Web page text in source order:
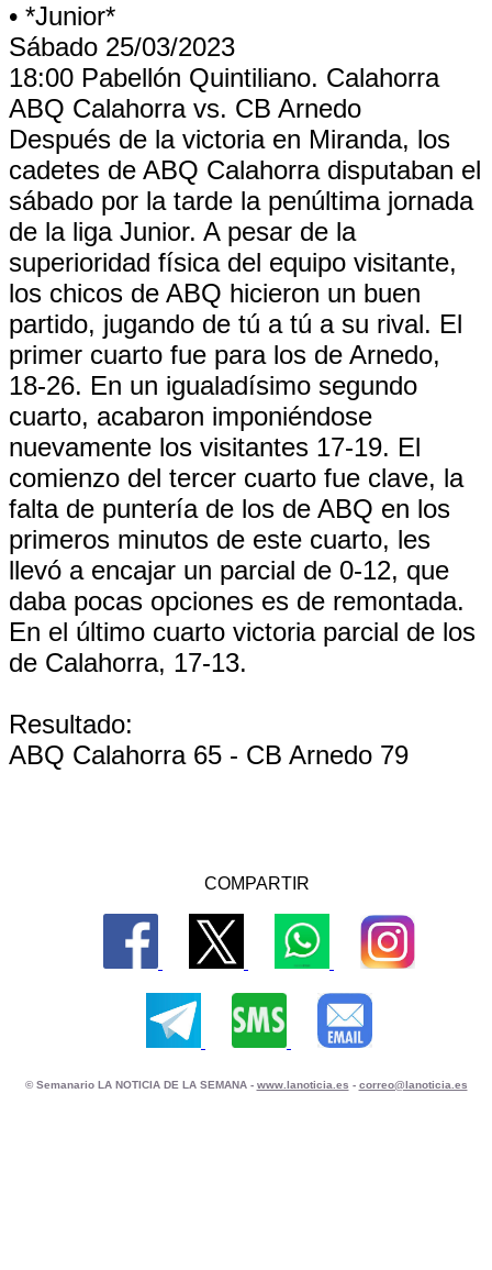
• *Junior*
Sábado 25/03/2023
18:00 Pabellón Quintiliano. Calahorra
ABQ Calahorra vs. CB Arnedo
Después de la victoria en Miranda, los
cadetes de ABQ Calahorra disputaban el
sábado por la tarde la penúltima jornada
de la liga Junior. A pesar de la
superioridad física del equipo visitante,
los chicos de ABQ hicieron un buen
partido, jugando de tú a tú a su rival. El
primer cuarto fue para los de Arnedo,
18-26. En un igualadísimo segundo
cuarto, acabaron imponiéndose
nuevamente los visitantes 17-19. El
comienzo del tercer cuarto fue clave, la
falta de puntería de los de ABQ en los
primeros minutos de este cuarto, les
llevó a encajar un parcial de 0-12, que
daba pocas opciones es de remontada.
En el último cuarto victoria parcial de los
de Calahorra, 17-13.
Resultado:
ABQ Calahorra 65 - CB Arnedo 79
COMPARTIR
© Semanario LA NOTICIA DE LA SEMANA - www.lanoticia.es - correo@lanoticia.es